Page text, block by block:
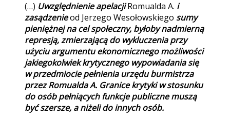
(…) Uwzględnienie apelacjiRomualda A. i
zasądzenieod Jerzego Wesołowskiego sumy
pieniężnej na cel społeczny, byłoby nadmierną
represją, zmierzającą do wykluczenia przy
użyciu argumentu ekonomicznego możliwości
jakiegokolwiek krytycznego wypowiadania się
w przedmiocie pełnienia urzędu burmistrza
przez Romualda A. Granice krytyki w stosunku
do osób pełniących funkcje publiczne muszą
być szersze, a niżeli do innych osób.